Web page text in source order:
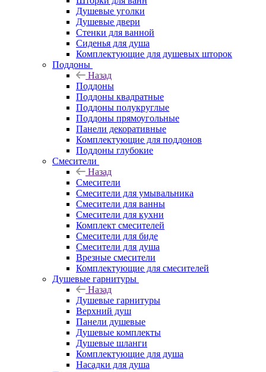
Душевые уголки
Душевые двери
Стенки для ванной
Сиденья для душа
Комплектующие для душевых шторок
Поддоны
Назад
Поддоны
Поддоны квадратные
Поддоны полукруглые
Поддоны прямоугольные
Панели декоративные
Комплектующие для поддонов
Поддоны глубокие
Смесители
Назад
Смесители
Смесители для умывальника
Смесители для ванны
Смесители для кухни
Комплект смесителей
Смесители для биде
Смесители для душа
Врезные смесители
Комплектующие для смесителей
Душевые гарнитуры
Назад
Душевые гарнитуры
Верхний душ
Панели душевые
Душевые комплекты
Душевые шланги
Комплектующие для душа
Насадки для душа